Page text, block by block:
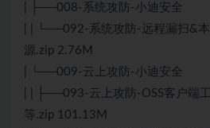
| ├──008-系统攻防-小迪安全
| | └──092-系统攻防-远程漏扫&
源.zip 2.76M
| └──009-云上攻防-小迪安全
| | ├──093-云上攻防-OSS客户端
等.zip 101.13M